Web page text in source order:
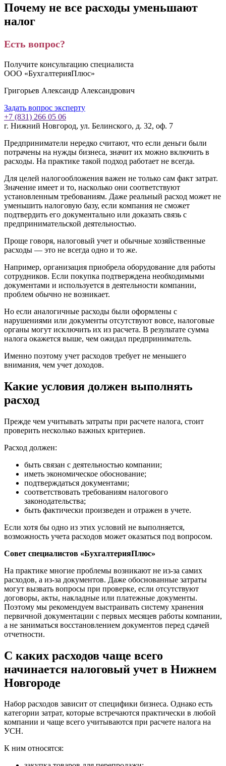
Почему не все расходы уменьшают
налог
Есть вопрос?
Получите консультацию специалиста
ООО «БухгалтерияПлюс»
Григорьев Александр Александрович
Задать вопрос эксперту
+7 (831) 266 05 06
г. Нижний Новгород, ул. Белинского, д. 32, оф. 7
Предприниматели нередко считают, что если деньги были
потрачены на нужды бизнеса, значит их можно включить в
расходы. На практике такой подход работает не всегда.
Для целей налогообложения важен не только сам факт затрат.
Значение имеет и то, насколько они соответствуют
установленным требованиям. Даже реальный расход может не
уменьшить налоговую базу, если компания не сможет
подтвердить его документально или доказать связь с
предпринимательской деятельностью.
Проще говоря, налоговый учет и обычные хозяйственные
расходы — это не всегда одно и то же.
Например, организация приобрела оборудование для работы
сотрудников. Если покупка подтверждена необходимыми
документами и используется в деятельности компании,
проблем обычно не возникает.
Но если аналогичные расходы были оформлены с
нарушениями или документы отсутствуют вовсе, налоговые
органы могут исключить их из расчета. В результате сумма
налога окажется выше, чем ожидал предприниматель.
Именно поэтому учет расходов требует не меньшего
внимания, чем учет доходов.
Какие условия должен выполнять
расход
Прежде чем учитывать затраты при расчете налога, стоит
проверить несколько важных критериев.
Расход должен:
быть связан с деятельностью компании;
иметь экономическое обоснование;
подтверждаться документами;
соответствовать требованиям налогового
законодательства;
быть фактически произведен и отражен в учете.
Если хотя бы одно из этих условий не выполняется,
возможность учета расходов может оказаться под вопросом.
Совет специалистов «БухгалтерияПлюс»
На практике многие проблемы возникают не из-за самих
расходов, а из-за документов. Даже обоснованные затраты
могут вызвать вопросы при проверке, если отсутствуют
договоры, акты, накладные или платежные документы.
Поэтому мы рекомендуем выстраивать систему хранения
первичной документации с первых месяцев работы компании,
а не заниматься восстановлением документов перед сдачей
отчетности.
С каких расходов чаще всего
начинается налоговый учет в Нижнем
Новгороде
Набор расходов зависит от специфики бизнеса. Однако есть
категории затрат, которые встречаются практически в любой
компании и чаще всего учитываются при расчете налога на
УСН.
К ним относятся: